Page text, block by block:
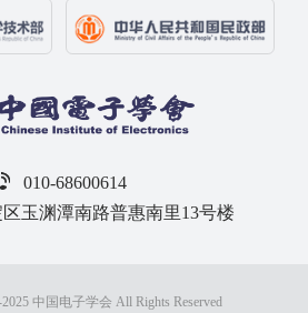
010-68600614
玉渊潭南路普惠南里13号楼
中国电子学会 All Rights Reserved